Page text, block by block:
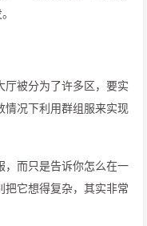
厅被分为了许多区，要实
情况下利用群组服来实现
，而只是告诉你怎么在一
它想得复杂，其实非常